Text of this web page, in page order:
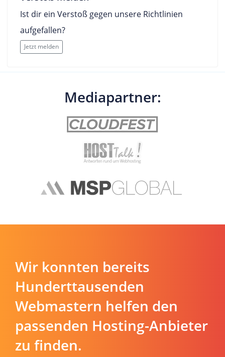
Ist dir ein Verstoß gegen unsere Richtlinien
aufgefallen?
Jetzt melden
Mediapartner:
Wir konnten bereits
Hunderttausenden
Webmastern helfen den
passenden Hosting-Anbieter
zu finden.